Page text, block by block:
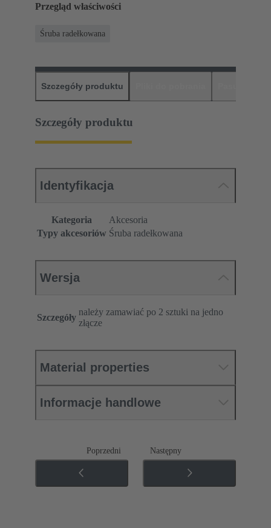
Przegląd właściwości
Śruba radełkowana
Szczegóły produktu
Szczegóły produktu
Identyfikacja
Kategoria
Akcesoria
Typy akcesoriów Śruba radełkowana
Wersja
Szczegóły
należy zamawiać po 2 sztuki na jedno
złącze
Material properties
Informacje handlowe
Poprzedni Następny